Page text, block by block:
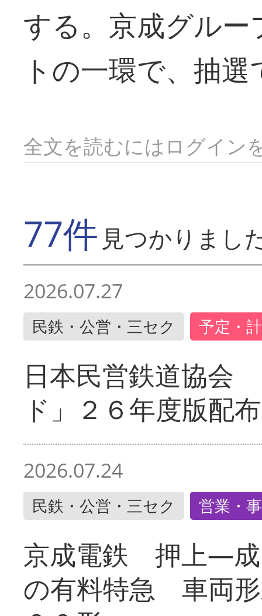
する。京成グル
トの一環で、抽
全文を読むにはログイン
77件 見つかりまし
2026.07.27
民鉄・公営・三セク 予定・
日本民営鉄道協会
ド」２６年度版配布
2026.07.24
民鉄・公営・三セク 営業・
京成電鉄 押上―成
の有料特急 車両